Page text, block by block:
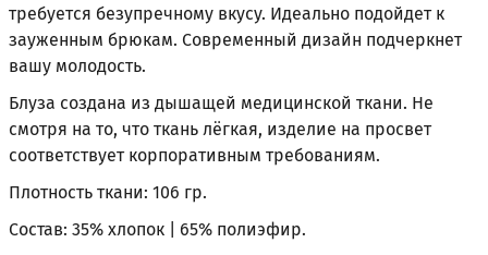
требуется безупречному вкусу. Идеально подойдет к
зауженным брюкам. Современный дизайн подчеркнет
вашу молодость.
Блуза создана из дышащей медицинской ткани. Не
смотря на то, что ткань лёгкая, изделие на просвет
соответствует корпоративным требованиям.
Плотность ткани: 106 гр.
Состав: 35% хлопок | 65% полиэфир.